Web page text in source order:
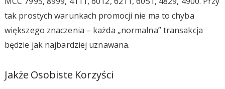
tak prostych warunkach promocji nie ma to chyba
większego znaczenia – każda „normalna” transakcja
będzie jak najbardziej uznawana.
Jakże Osobiste Korzyści